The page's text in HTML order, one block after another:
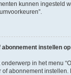
kunnen ingesteld
abonnement instellen
in het menu
abonnement instellen.